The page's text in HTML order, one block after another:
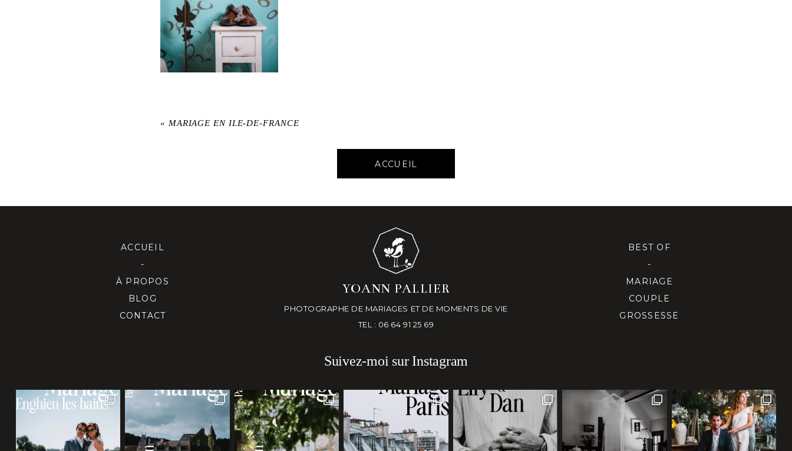
« MARIAGE EN ILE-DE-FRANCE
ACCUEIL
ACCUEIL
-
À PROPOS
BLOG
CONTACT
YOANN PALLIER
PHOTOGRAPHE DE MARIAGES ET DE MOMENTS DE VIE
TEL : 06 64 91 25 69
BEST OF
-
MARIAGE
COUPLE
GROSSESSE
Suivez-moi sur Instagram